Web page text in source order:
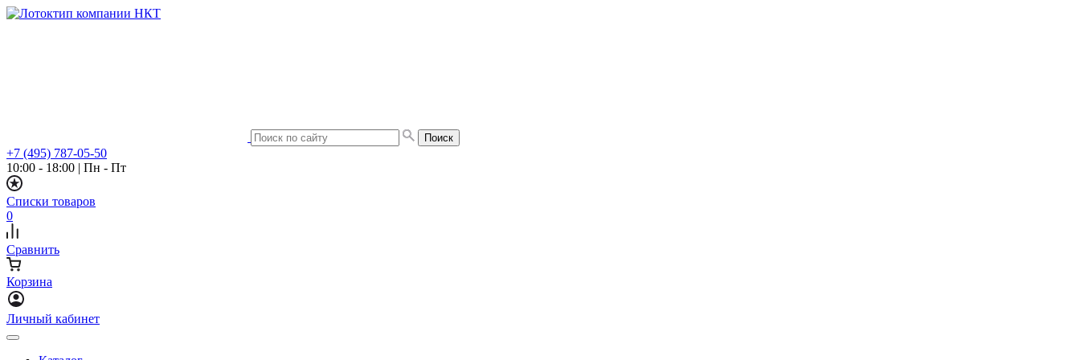
+7 (495) 787-05-50
10:00 - 18:00 | Пн - Пт
Списки товаров
0
Сравнить
Корзина
Личный кабинет